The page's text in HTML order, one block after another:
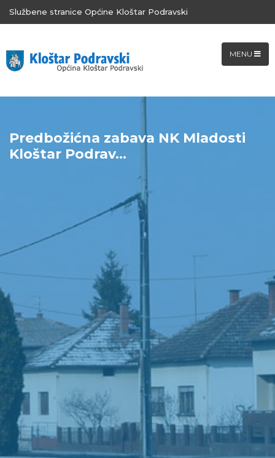
Službene stranice Općine Kloštar Podravski
MENU
Predbožićna zabava NK Mladosti
Kloštar Podrav...